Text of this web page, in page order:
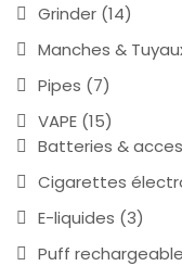
Grinder (14)
Manches &
Pipes (7)
VAPE (15)
Batteries &
Cigarettes
E-liquides (3)
Puff rechargeable